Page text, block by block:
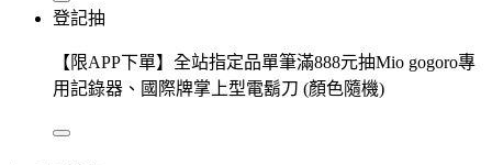
登記抽
【限APP下單】全站指定品單筆滿888元抽Mio gogoro專
用記錄器、國際牌掌上型電鬍刀 (顏色隨機)